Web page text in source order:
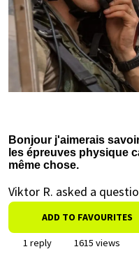
Bonjour j'aimerais
les épreuves physique
même chose.
Viktor R. asked a
ADD TO FAVOURITES
1 reply
1615 views